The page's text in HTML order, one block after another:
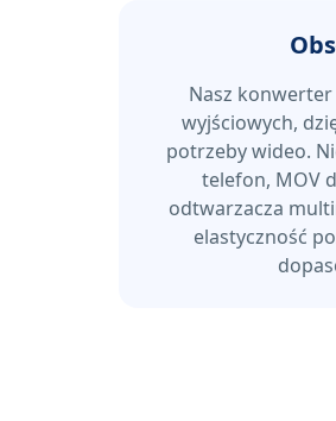
Nasz
wyjściowych,
potrzeby wideo.
telefon, MOV
odtwarzacza
elastyczność